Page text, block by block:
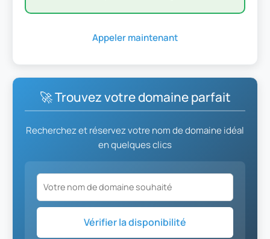
Appeler maintenant
🚀 Trouvez votre domaine parfait
Recherchez et réservez votre nom de domaine idéal
en quelques clics
Vérifier la disponibilité